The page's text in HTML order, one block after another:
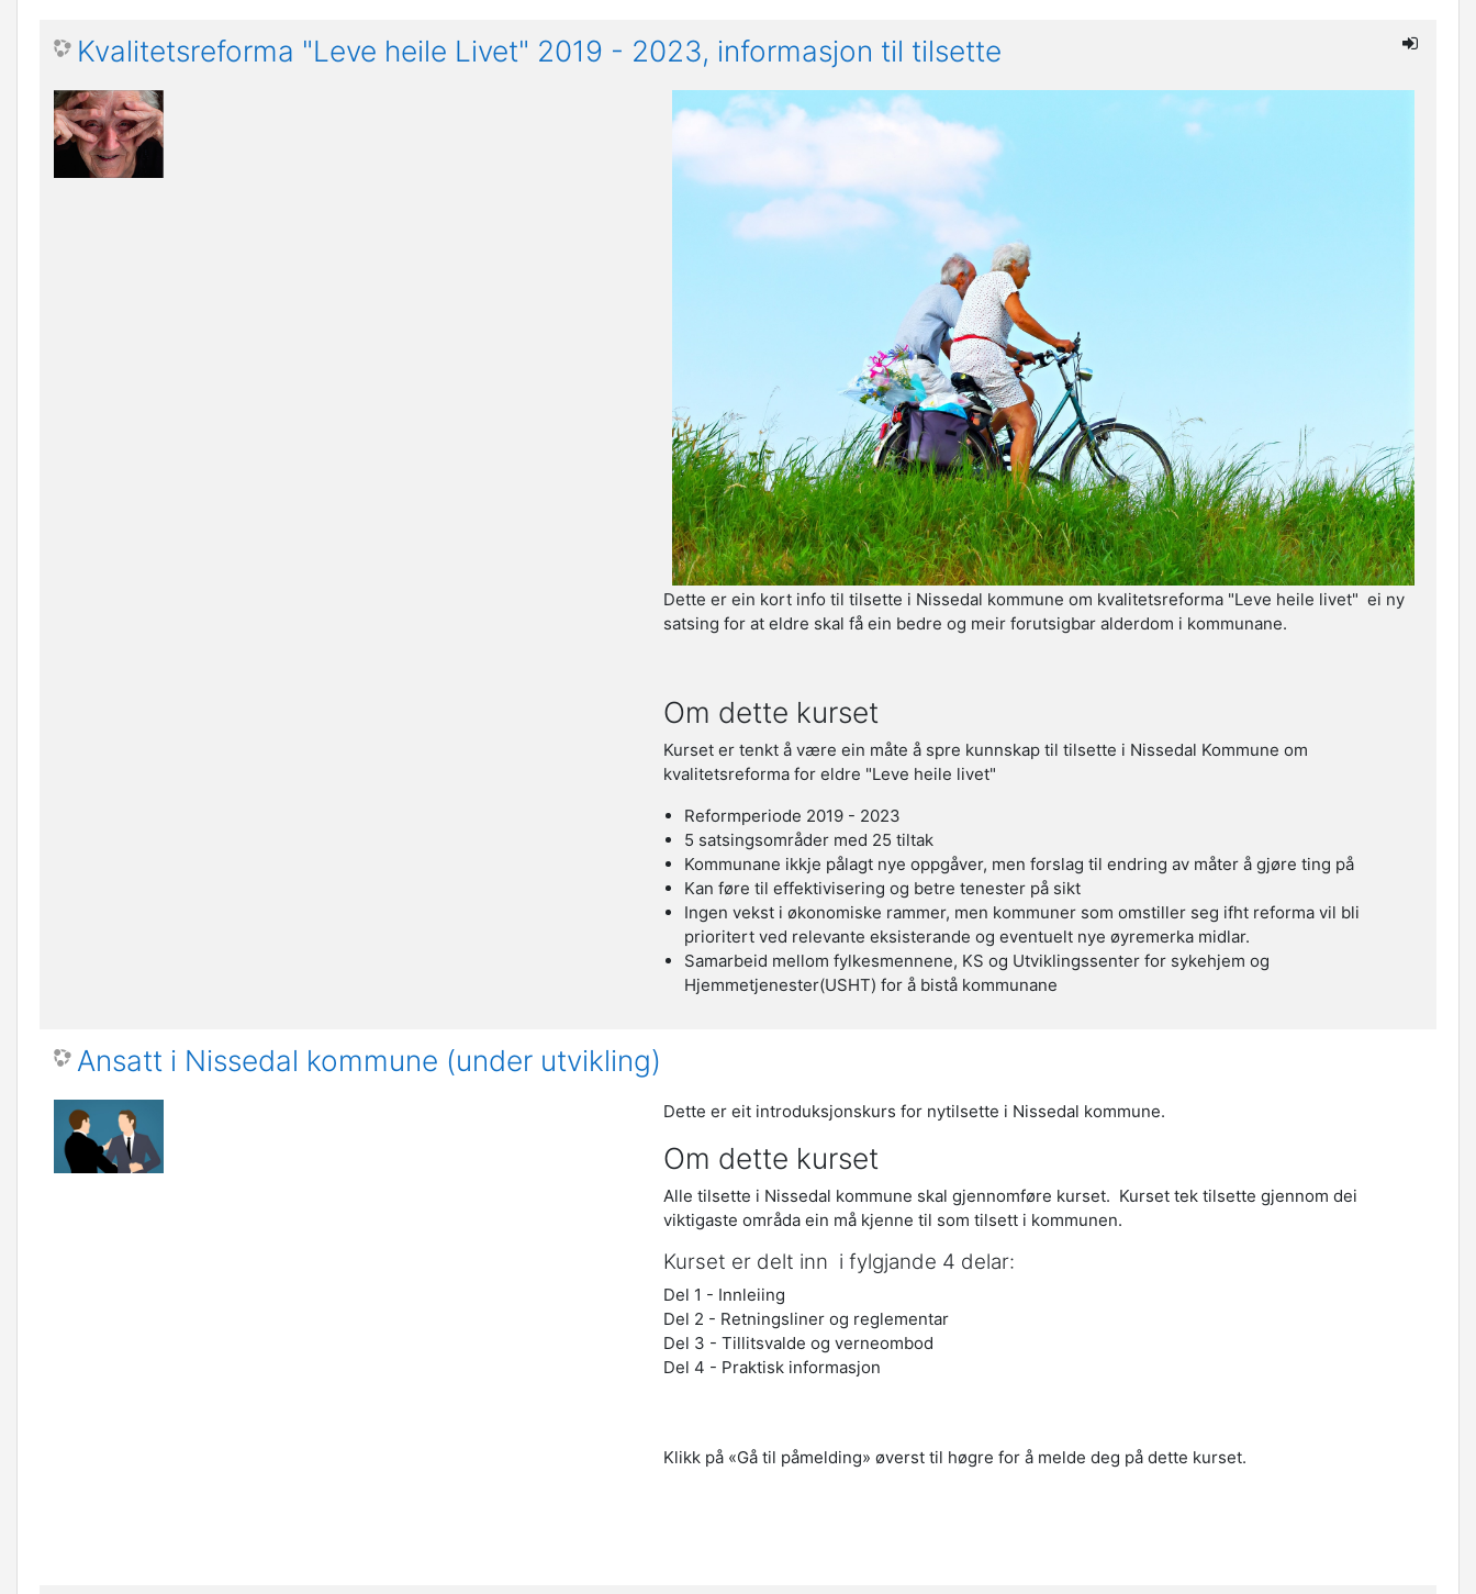
Kvalitetsreforma "Leve heile Livet" 2019 - 2023, informasjon til tilsette
Dette er ein kort info til tilsette i Nissedal kommune om kvalitetsreforma "Leve heile livet" ei ny
satsing for at eldre skal få ein bedre og meir forutsigbar alderdom i kommunane.
Om dette kurset
Kurset er tenkt å være ein måte å spre kunnskap til tilsette i Nissedal Kommune om
kvalitetsreforma for eldre "Leve heile livet"
Reformperiode 2019 - 2023
5 satsingsområder med 25 tiltak
Kommunane ikkje pålagt nye oppgåver, men forslag til endring av måter å gjøre ting på
Kan føre til effektivisering og betre tenester på sikt
Ingen vekst i økonomiske rammer, men kommuner som omstiller seg ifht reforma vil bli
prioritert ved relevante eksisterande og eventuelt nye øyremerka midlar.
Samarbeid mellom fylkesmennene, KS og Utviklingssenter for sykehjem og
Hjemmetjenester(USHT) for å bistå kommunane
Ansatt i Nissedal kommune (under utvikling)
Dette er eit introduksjonskurs for nytilsette i Nissedal kommune.
Om dette kurset
Alle tilsette i Nissedal kommune skal gjennomføre kurset. Kurset tek tilsette gjennom dei
viktigaste områda ein må kjenne til som tilsett i kommunen.
Kurset er delt inn i fylgjande 4 delar:
Del 1 - Innleiing
Del 2 - Retningsliner og reglementar
Del 3 - Tillitsvalde og verneombod
Del 4 - Praktisk informasjon
Klikk på «Gå til påmelding» øverst til høgre for å melde deg på dette kurset.